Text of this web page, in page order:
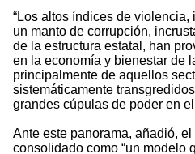
“Los altos índices de
un manto de corrupción,
de la estructura estatal, han
en la economía y bienestar de
principalmente de aquellos
sistemáticamente
grandes cúpulas de poder en
Ante este panorama, añadió,
consolidado como “un modelo